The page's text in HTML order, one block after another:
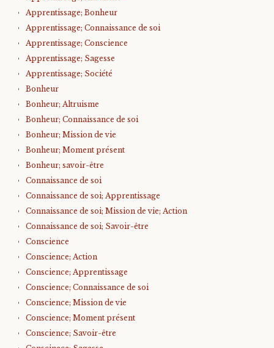
Apprentissage; Bonheur
Apprentissage; Connaissance de soi
Apprentissage; Conscience
Apprentissage; Sagesse
Apprentissage; Société
Bonheur
Bonheur; Altruisme
Bonheur; Connaissance de soi
Bonheur; Mission de vie
Bonheur; Moment présent
Bonheur; savoir-être
Connaissance de soi
Connaissance de soi; Apprentissage
Connaissance de soi; Mission de vie; Action
Connaissance de soi; Savoir-être
Conscience
Conscience; Action
Conscience; Apprentissage
Conscience; Connaissance de soi
Conscience; Mission de vie
Conscience; Moment présent
Conscience; Savoir-être